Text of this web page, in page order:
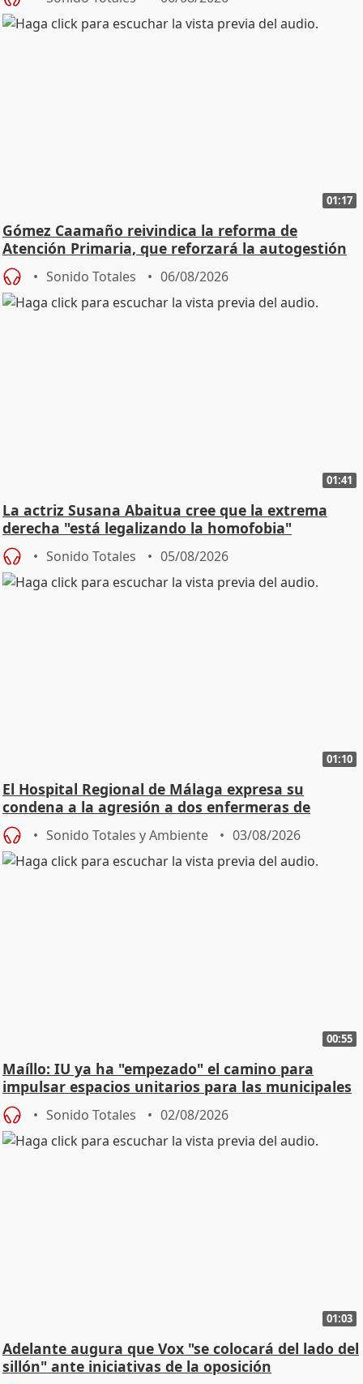
01:17
Gómez Caamaño reivindica la reforma de
Atención Primaria, que reforzará la autogestión
Sonido Totales 06/08/2026
01:41
La actriz Susana Abaitua cree que la extrema
derecha "está legalizando la homofobia"
Sonido Totales 05/08/2026
01:10
El Hospital Regional de Málaga expresa su
condena a la agresión a dos enfermeras de
Urgencias
Sonido Totales y Ambiente 03/08/2026
00:55
Maíllo: IU ya ha "empezado" el camino para
impulsar espacios unitarios para las municipales
Sonido Totales 02/08/2026
01:03
Adelante augura que Vox "se colocará del lado del
sillón" ante iniciativas de la oposición